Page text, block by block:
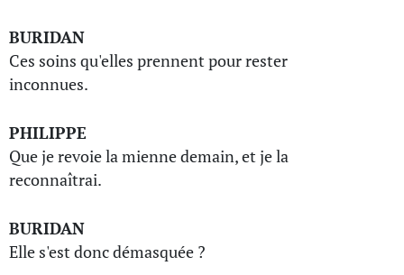
BURIDAN
Ces soins qu'elles prennent pour rester
inconnues.
PHILIPPE
Que je revoie la mienne demain, et je la
reconnaîtrai.
BURIDAN
Elle s'est donc démasquée ?